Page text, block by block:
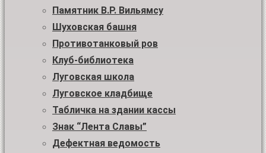
Памятник В.Р. Вильямсу
Шуховская башня
Противотанковый ров
Клуб-библиотека
Луговская школа
Луговское кладбище
Табличка на здании кассы
Знак “Лента Славы”
Дефектная ведомость